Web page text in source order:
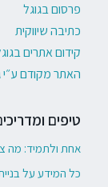
פרסום בגוגל
כתיבה שיווקית
קידום אתרים
האתר מקודם ע״י
טיפים
אחת ולתמיד: מה
כל המידע על